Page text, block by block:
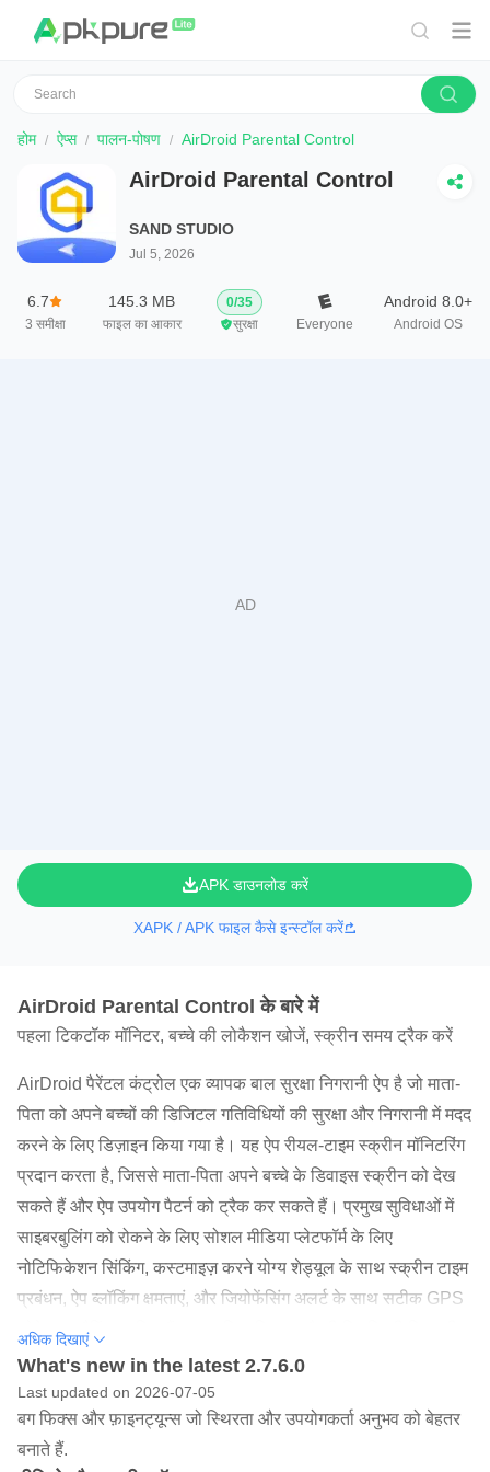
होम ऐप्स पालन-पोषण AirDroid Parental Control
AirDroid Parental Control
SAND STUDIO
Jul 5, 2026
6.7
3 समीक्षा
145.3 MB
फाइल का आकार
0/35
सुरक्षा
Everyone
Android 8.0+
Android OS
APK डाउनलोड करें
XAPK / APK फाइल कैसे इन्स्टॉल करें
AirDroid Parental Control के बारे में
पहला टिकटॉक मॉनिटर, बच्चे की लोकैशन खोजें, स्क्रीन समय ट्रैक करें
AirDroid पैरेंटल कंट्रोल एक व्यापक बाल सुरक्षा निगरानी ऐप है जो माता-
पिता को अपने बच्चों की डिजिटल गतिविधियों की सुरक्षा और निगरानी में मदद
करने के लिए डिज़ाइन किया गया है। यह ऐप रीयल-टाइम स्क्रीन मॉनिटरिंग
प्रदान करता है, जिससे माता-पिता अपने बच्चे के डिवाइस स्क्रीन को देख
सकते हैं और ऐप उपयोग पैटर्न को ट्रैक कर सकते हैं। प्रमुख सुविधाओं में
साइबरबुलिंग को रोकने के लिए सोशल मीडिया प्लेटफॉर्म के लिए
नोटिफिकेशन सिंकिंग, कस्टमाइज़ करने योग्य शेड्यूल के साथ स्क्रीन टाइम
प्रबंधन, ऐप ब्लॉकिंग क्षमताएं, और जियोफेंसिंग अलर्ट के साथ सटीक GPS
लोकेशन ट्रैकिंग शामिल हैं। माता-पिता डिवाइस बैटरी स्थिति की निगरानी
कर सकते हैं और कम पावर नोटिफिकेशन प्राप्त कर सकते हैं। ऐप एक पेड
अकाउंट के तहत 10 डिवाइस तक का समर्थन करता है और प्रीमियम
सुविधाओं का 3-दिन का फ्री ट्रायल शामिल है। अपनी उपयोगकर्ता-अनुकूल
सेटअप प्रक्रिया और व्यापक निगरानी क्षमताओं के साथ, AirDroid पैरेंटल
अधिक दिखाएं
What's new in the latest 2.7.6.0
Last updated on 2026-07-05
बग फिक्स और फ़ाइनट्यून्स जो स्थिरता और उपयोगकर्ता अनुभव को बेहतर
बनाते हैं.